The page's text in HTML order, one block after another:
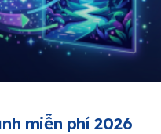
miễn phí 2026